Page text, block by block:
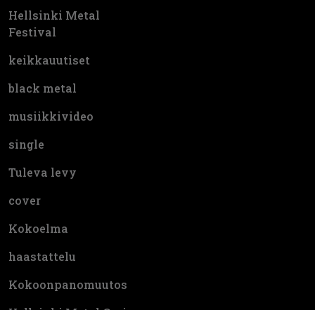
Hellsinki Metal
Festival
keikkauutiset
black metal
musiikkivideo
single
Tuleva levy
cover
Kokoelma
haastattelu
Kokoonpanomuutos